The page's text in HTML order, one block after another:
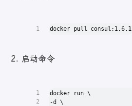
1 docker pull consul:1.6.1
启动命令
1
2
docker run \
-d \